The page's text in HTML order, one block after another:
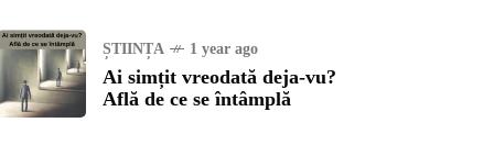
ȘTIINȚA 1 year ago
Ai simțit vreodată deja-vu?
Află de ce se întâmplă